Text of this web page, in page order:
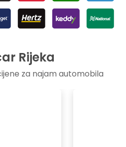
Rijeka
za najam automobila